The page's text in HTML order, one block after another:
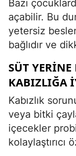
Bazı
açabilir. Bu
yetersiz
bağlıdır ve
SÜT
KABIZLIĞA
Kabızlık
veya bitki
içecekler
kolaylaştırıcı